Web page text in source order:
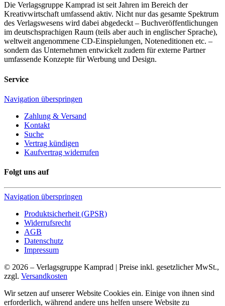
Die Verlagsgruppe Kamprad ist seit Jahren im Bereich der
Kreativwirtschaft umfassend aktiv. Nicht nur das gesamte Spektrum
des Verlagswesens wird dabei abgedeckt – Buchveröffentlichungen
im deutschsprachigen Raum (teils aber auch in englischer Sprache),
weltweit angenommene CD-Einspielungen, Noteneditionen etc. –
sondern das Unternehmen entwickelt zudem für externe Partner
umfassende Konzepte für Werbung und Design.
Service
Navigation überspringen
Zahlung & Versand
Kontakt
Suche
Vertrag kündigen
Kaufvertrag widerrufen
Folgt uns auf
Navigation überspringen
Produktsicherheit (GPSR)
Widerrufsrecht
AGB
Datenschutz
Impressum
© 2026 – Verlagsgruppe Kamprad | Preise inkl. gesetzlicher MwSt.,
zzgl. Versandkosten
Wir setzen auf unserer Website Cookies ein. Einige von ihnen sind
erforderlich, während andere uns helfen unsere Website zu